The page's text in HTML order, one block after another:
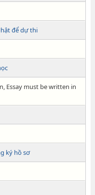
để dự thi
Essay must be written in
ký hồ sơ